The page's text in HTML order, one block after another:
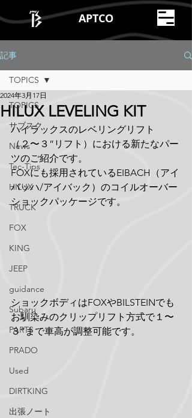
APTCO
記事
TOPICS
サブスク
News
Tec-Tips
HILUX
TRUCK
FOX
KING
JEEP
guidance
Subaru
PARTS
PRADO
Used
DIRTKING
出張ノート
TOPICS
HILUX LEVELING KIT
2024年3月17日
ハイラックスのレベリングリフト
（２〜３”リフト）における新たなパー
ツのご紹介です。
FOXにも採用されているEIBACH（アイ
バッハ/アイバック）のコイルオーバー
ショックパッケージです。
ショックボディはFOXやBILSTEINでも
お馴染みのクリップリフト方式で１〜
３”まで車高が調整可能です。